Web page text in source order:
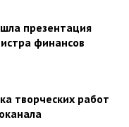
презентация
финансов
творческих работ